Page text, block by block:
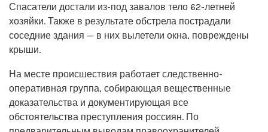
Спасатели достали из-под завалов тело 62-летней
хозяйки. Также в результате обстрела пострадали
соседние здания — в них вылетели окна, повреждены
крыши.
На месте происшествия работает следственно-
оперативная группа, собирающая вещественные
доказательства и документирующая все
обстоятельства преступления россиян. По